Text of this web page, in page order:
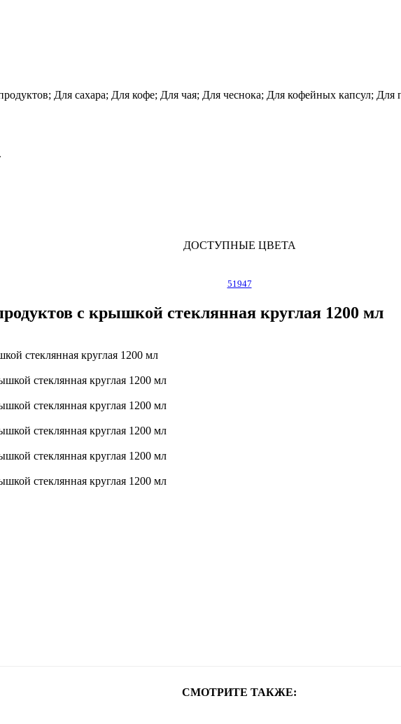
Для сахара; Для кофе; Для чая; Для чеснока; Для кофейных капсул; Для
ДОСТУПНЫЕ ЦВЕТА
51947
с крышкой стеклянная круглая 1200 мл
СМОТРИТЕ ТАКЖЕ: